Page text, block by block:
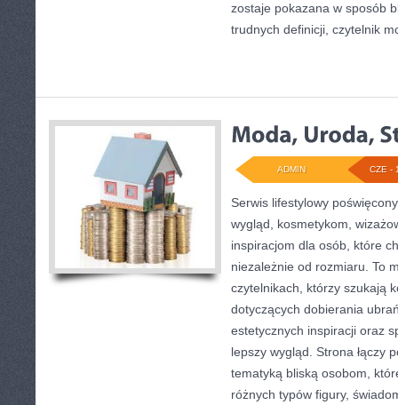
zostaje pokazana w sposób
trudnych definicji, czytelnik
CZE -
ADMIN
Serwis lifestylowy
wygląd, kosmetykom,
inspiracjom dla osób, które
niezależnie od rozmiaru. To
czytelnikach, którzy szukają
dotyczących dobierania
estetycznych inspiracji oraz
lepszy wygląd. Strona łączy
tematyką bliską osobom,
różnych typów figury,